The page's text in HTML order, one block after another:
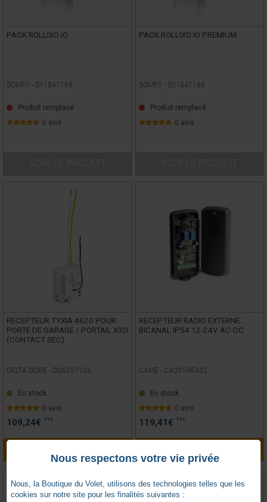
PACK ROLLIXO IO
SOMFY - SY1841165
Produit remplacé
0 avis
PACK ROLLIXO IO PREMIUM
SOMFY - SY1841166
Produit remplacé
0 avis
RECEPTEUR TYXIA 4620 POUR
PORTE DE GARAGE / PORTAIL X3D
(CONTACT SEC)
DELTA DORE - DD6351104
En stock
0 avis
109,24€ TTC
RECEPTEUR RADIO EXTERNE
BICANAL IP54 12-24V AC-DC
CAME - CA001RE432
En stock
0 avis
119,41 € TTC
Nous respectons votre vie privée
Nous, la Boutique du Volet, utilisons des technologies telles que les
cookies sur notre site pour les finalités suivantes :